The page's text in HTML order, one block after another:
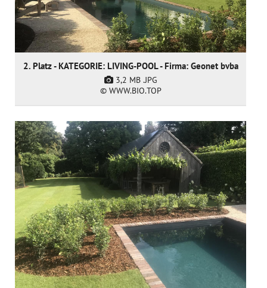
2. Platz - KATEGORIE: LIVING-POOL - Firma: Geonet bvba
3,2 MB .JPG
© WWW.BIO.TOP